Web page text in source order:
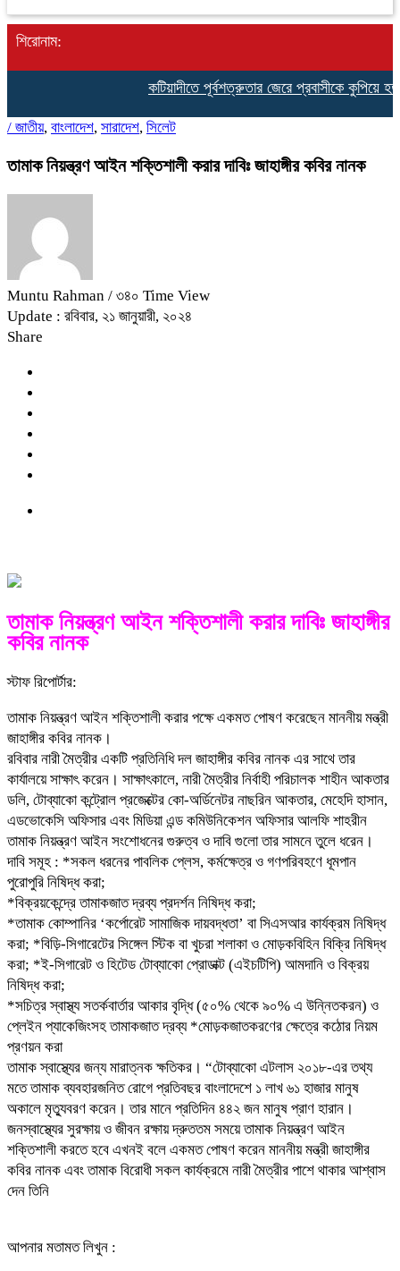
শিরোনাম:
কটিয়াদীতে পূর্বশত্রুতার জেরে প্রবাসীকে কুপিয়ে
/ জাতীয়, বাংলাদেশ, সারাদেশ, সিলেট
তামাক নিয়ন্ত্রণ আইন শক্তিশালী করার দাবিঃ জাহাঙ্গীর কবির নানক
Muntu Rahman / ৩৪০ Time View
Update : রবিবার, ২১ জানুয়ারী, ২০২৪
Share
তামাক নিয়ন্ত্রণ আইন শক্তিশালী করার দাবিঃ জাহাঙ্গীর
কবির নানক
স্টাফ রিপোর্টার:
তামাক নিয়ন্ত্রণ আইন শক্তিশালী করার পক্ষে একমত পোষণ করেছেন মাননীয় মন্ত্রী
জাহাঙ্গীর কবির নানক।
রবিবার নারী মৈত্রীর একটি প্রতিনিধি দল জাহাঙ্গীর কবির নানক এর সাথে তার
কার্যালয়ে সাক্ষাৎ করেন। সাক্ষাৎকালে, নারী মৈত্রীর নির্বাহী পরিচালক শাহীন আকতার
ডলি, টোব্যাকো কন্ট্রোল প্রজেক্টের কো-অর্ডিনেটর নাছরিন আকতার, মেহেদি হাসান,
এডভোকেসি অফিসার এবং মিডিয়া এন্ড কমিউনিকেশন অফিসার আলফি শাহরীন
তামাক নিয়ন্ত্রণ আইন সংশোধনের গুরুত্ব ও দাবি গুলো তার সামনে তুলে ধরেন।
দাবি সমূহ : *সকল ধরনের পাবলিক প্লেস, কর্মক্ষেত্র ও গণপরিবহণে ধূমপান
পুরোপুরি নিষিদ্ধ করা;
*বিক্রয়কেন্দ্রে তামাকজাত দ্রব্য প্রদর্শন নিষিদ্ধ করা;
*তামাক কোম্পানির ‘কর্পোরেট সামাজিক দায়বদ্ধতা’ বা সিএসআর কার্যক্রম নিষিদ্ধ
করা; *বিড়ি-সিগারেটের সিঙ্গেল স্টিক বা খুচরা শলাকা ও মোড়কবিহিন বিক্রি নিষিদ্ধ
করা; *ই-সিগারেট ও হিটেড টোব্যাকো প্রোডাক্ট (এইচটিপি) আমদানি ও বিক্রয়
নিষিদ্ধ করা;
*সচিত্র স্বাস্থ্য সতর্কবার্তার আকার বৃদ্ধি (৫০% থেকে ৯০% এ উন্নিতকরন) ও
প্লেইন প্যাকেজিংসহ তামাকজাত দ্রব্য *মোড়কজাতকরণের ক্ষেত্রে কঠোর নিয়ম
প্রণয়ন করা
তামাক স্বাস্থ্যের জন্য মারাত্নক ক্ষতিকর। “টোব্যাকো এটলাস ২০১৮-এর তথ্য
মতে তামাক ব্যবহারজনিত রোগে প্রতিবছর বাংলাদেশে ১ লাখ ৬১ হাজার মানুষ
অকালে মৃত্যুবরণ করেন। তার মানে প্রতিদিন ৪৪২ জন মানুষ প্রাণ হারান।
জনস্বাস্থ্যের সুরক্ষায় ও জীবন রক্ষায় দ্রুততম সময়ে তামাক নিয়ন্ত্রণ আইন
শক্তিশালী করতে হবে এখনই বলে একমত পোষণ করেন মাননীয় মন্ত্রী জাহাঙ্গীর
কবির নানক এবং তামাক বিরোধী সকল কার্যক্রমে নারী মৈত্রীর পাশে থাকার আশ্বাস
দেন তিনি
আপনার মতামত লিখুন :